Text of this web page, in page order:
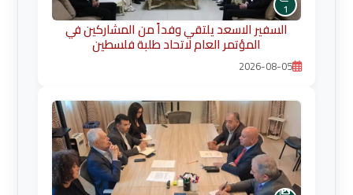
1
السفير الاسعد يلتقي وفداً من المشاركين في
المؤتمر العام لاتحاد طلبة فلسطين
2026-08-05